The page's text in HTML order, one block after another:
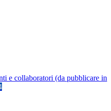
e collaboratori (da pubblicare in